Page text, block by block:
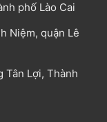
phố Lào Cai
Niệm, quận Lê
Tân Lợi, Thành